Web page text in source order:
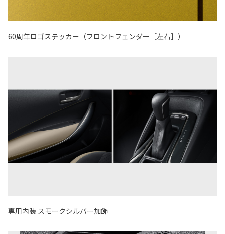
60周年ロゴステッカー（フロントフェンダー［左右］）
専用内装 スモークシルバー加飾